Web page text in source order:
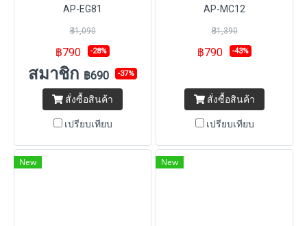
AP-EG81
฿1,090
฿790 -28%
สมาชิก ฿690 -37%
สั่งซื้อสินค้า
เปรียบเทียบ
AP-MC12
฿1,390
฿790 -43%
สั่งซื้อสินค้า
เปรียบเทียบ
New New